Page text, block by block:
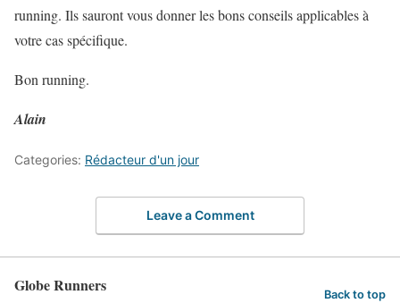
running. Ils sauront vous donner les bons conseils applicables à
votre cas spécifique.
Bon running.
Alain
Categories: Rédacteur d'un jour
Leave a Comment
Globe Runners Back to top